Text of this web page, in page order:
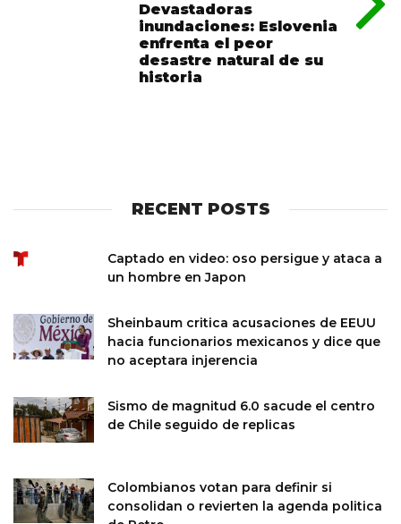
Devastadoras
inundaciones: Eslovenia
enfrenta el peor
desastre natural de su
historia
RECENT POSTS
Captado en video: oso persigue y ataca a
un hombre en Japon
Sheinbaum critica acusaciones de EEUU
hacia funcionarios mexicanos y dice que
no aceptara injerencia
Sismo de magnitud 6.0 sacude el centro
de Chile seguido de replicas
Colombianos votan para definir si
consolidan o revierten la agenda politica